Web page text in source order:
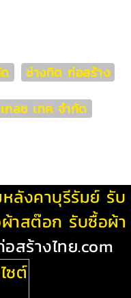
ช่างทิต ก่อสร้าง
ลซ เทค จำกัด
ลังคาบุรีรัมย์ รับ
าสต๊อก รับซื้อผ้า
สร้างไทย.com